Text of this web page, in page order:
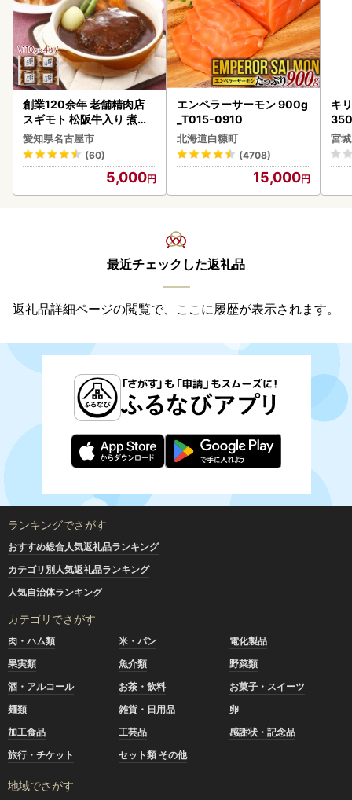
創業120余年 老舗精肉店
スギモト 松阪牛入り 煮込
み ハンバーグ 110g×4枚
惣菜 お取り寄せ グルメ ハ
ンバーグ 冷凍
愛知県名古屋市
(60)
5,000
エンペラーサーモン 900g
_T015-0910
北海道白糠町
(4708)
15,000
キ
ー
宮
最近チェックした返礼品
返礼品詳細ページの閲覧で、ここに履歴が表示されます。
ランキングでさがす
おすすめ総合人気返礼品ランキング
カテゴリ別人気返礼品ランキング
人気自治体ランキング
カテゴリでさがす
肉・ハム類 米・パン
電化製品
果実類
魚介類
野菜類
酒・アルコール
お茶・飲料
お菓子・スイーツ
麺類
雑貨・日用品
卵
加工食品
工芸品
感謝状・記念品
旅行・チケット
セット類 その他
地域でさがす